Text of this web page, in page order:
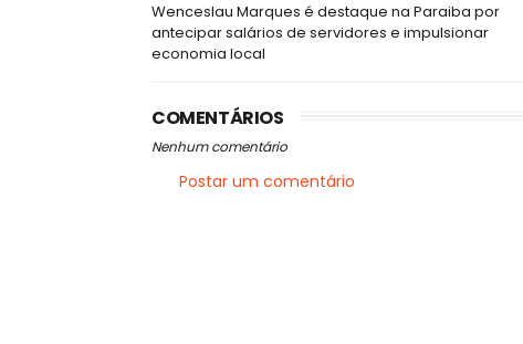
Wenceslau Marques é destaque na Paraiba por
antecipar salários de servidores e impulsionar
economia local
COMENTÁRIOS
Nenhum comentário
Postar um comentário